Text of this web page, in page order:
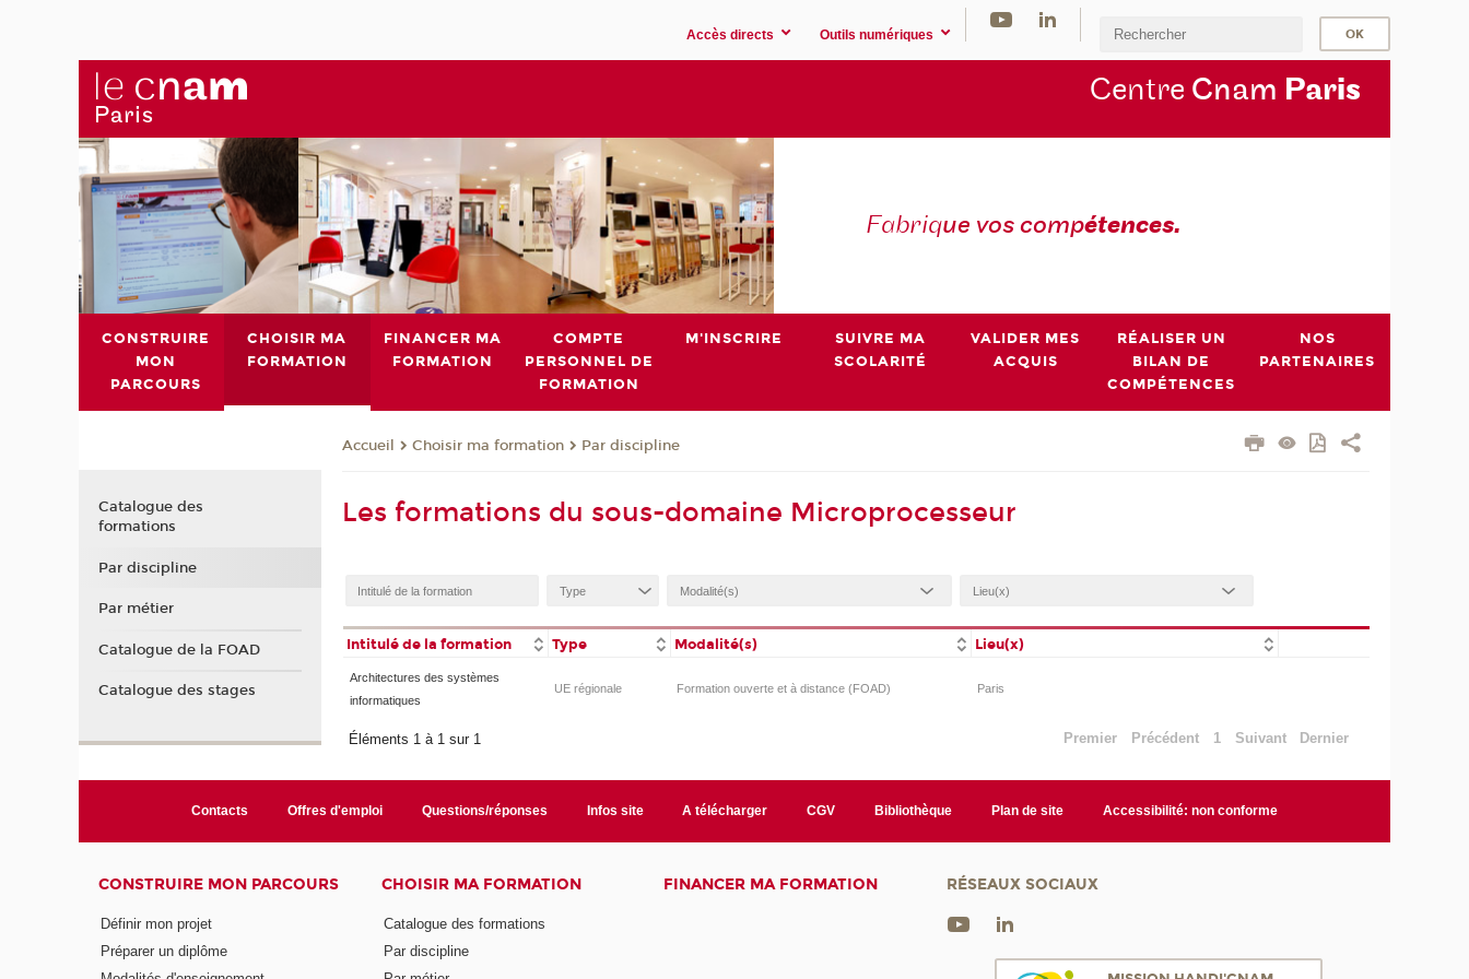
Accès directs Outils numériques
Centre Cnam Paris
Fabrique vos compétences.
CONSTRUIRE
MON
PARCOURS
CHOISIR MA
FORMATION
FINANCER MA
FORMATION
COMPTE
PERSONNEL DE
FORMATION
M'INSCRIRE
SUIVRE MA
SCOLARITÉ
VALIDER MES
ACQUIS
RÉALISER UN
BILAN DE
COMPÉTENCES
NOS
PARTENAIRES
Accueil Choisir ma formation Par discipline
Les formations du sous-domaine Microprocesseur
Intitulé de la formation Type Modalité(s) Lieu(x)
Architectures des systèmes
informatiques
UE régionale Formation ouverte et à distance (FOAD) Paris
Éléments 1 à 1 sur 1 Premier Précédent 1 Suivant Dernier
Catalogue des
formations
Par discipline
Par métier
Catalogue de la FOAD
Catalogue des stages
Contacts Offres d'emploi Questions/réponses Infos site A télécharger CGV Bibliothèque Plan de site Accessibilité: non conforme
CONSTRUIRE MON PARCOURS
Définir mon projet
Préparer un diplôme
CHOISIR MA FORMATION
Catalogue des formations
Par discipline
FINANCER MA FORMATION RÉSEAUX SOCIAUX